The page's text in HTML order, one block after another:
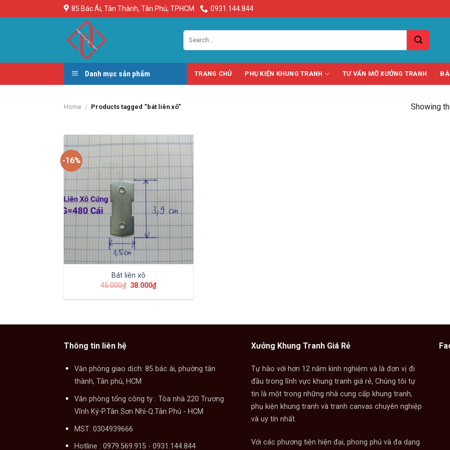
đến
85 Bác Ái, Tân Thành, Tân Phú, TPHCM 0931.144.844
Search
for:
Danh mục sản phẩm TRANG CHỦ PHỤ KIỆN KHUNG TRANH TƯ VẤN MỠ XƯỞNG TRANH
Home / Products tagged “bát liên xô” Showing
-16%
Bát liên xô
45.000₫ 38.000₫
Thông tin liên hệ
Văn phòng giao dịch: 85 bác ái, phường tân
thành, Tân phú, HCM
Văn phòng tổng công ty : Tòa nhà 220 Trương
Vĩnh Ký-P.Tân Sơn Nhì-Q.Tân Phú - HCM
MST: 0304939666
Hotline : 0979.569.915 - 0931.144.844
Xưởng Khung Tranh Giá Rẻ
Tự hào với hơn 12 năm kinh nghiệm và là đơn vị đi
đầu trong lĩnh vực khung tranh giá rẻ, Chúng tôi tự
tin là một trong những nhà cung cấp khung tranh,
phụ kiện khung tranh và tranh canvas chuyên nghiệp
và uy tín nhất.
Với các phương tiện hiện đại, phong phú và đa dạng